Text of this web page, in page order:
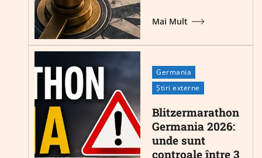
Mai Mult
Germania
Știri externe
Blitzermarathon
Germania 2026:
unde sunt
controale între 3